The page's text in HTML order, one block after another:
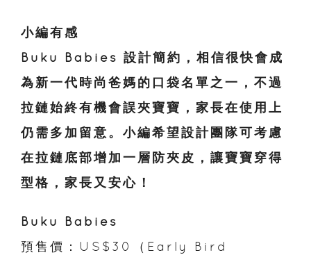
小編有感
Buku Babies 設計簡約，相信很快會成
為新一代時尚爸媽的口袋名單之一，不過
拉鏈始終有機會誤夾寶寶，家長在使用上
仍需多加留意。小編希望設計團隊可考慮
在拉鏈底部增加一層防夾皮，讓寶寶穿得
型格，家長又安心！
Buku Babies
預售價：US$30（Early Bird